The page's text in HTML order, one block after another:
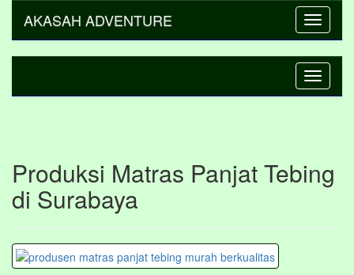
Toggle
AKASAH ADVENTURE
Toggle
Produksi Matras Panjat Tebing
di Surabaya